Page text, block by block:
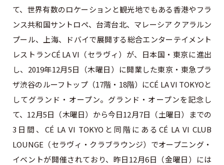
て、世界有数のロケーションと観光地でもある香港やフラ
ンス共和国サントロペ、台湾台北、マレーシア クアラルン
プール、上海、ドバイで展開する総合エンターテイメント
レストランCÉ LA VI（セラヴィ）が、日本国・東京に進出
し、2019年12月5日（木曜日）に開業した東京・東急プラ
ザ渋谷のルーフトップ（17階・18階）にCÉ LA VI TOKYOと
してグランド・オープン。グランド・オープンを記念し
て、12月5日（木曜日）から今日12月7日（土曜日）までの
3日間、CÉ LA VI TOKYOと同階にあるCÉ LA VI CLUB
LOUNGE（セラヴィ・クラブラウンジ）でオープニング・
イベントが開催されており、昨日12月6日（金曜日）には